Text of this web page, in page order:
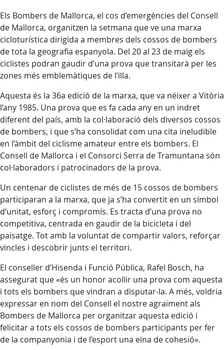
Els Bombers de Mallorca, el cos d’emergències del Consell
de Mallorca, organitzen la setmana que ve una marxa
cicloturística dirigida a membres dels cossos de bombers
de tota la geografia espanyola. Del 20 al 23 de maig els
ciclistes podran gaudir d’una prova que transitarà per les
zones més emblemàtiques de l’illa.
Aquesta és la 36a edició de la marxa, que va néixer a Vitòria
l’any 1985. Una prova que es fa cada any en un indret
diferent del país, amb la col·laboració dels diversos cossos
de bombers, i que s’ha consolidat com una cita ineludible
en l’àmbit del ciclisme amateur entre els bombers. El
Consell de Mallorca i el Consorci Serra de Tramuntana són
col·laboradors i patrocinadors de la prova.
Un centenar de ciclistes de més de 15 cossos de bombers
participaran a la marxa, que ja s’ha convertit en un símbol
d’unitat, esforç i compromís. Es tracta d’una prova no
competitiva, centrada en gaudir de la bicicleta i del
paisatge. Tot amb la voluntat de compartir valors, reforçar
vincles i descobrir junts el territori.
El conseller d’Hisenda i Funció Pública, Rafel Bosch, ha
assegurat que «és un honor acollir una prova com aquesta
i tots els bombers que vindran a disputar-la. A més, voldria
expressar en nom del Consell el nostre agraïment als
Bombers de Mallorca per organitzar aquesta edició i
felicitar a tots els cossos de bombers participants per fer
de la companyonia i de l’esport una eina de cohesió».